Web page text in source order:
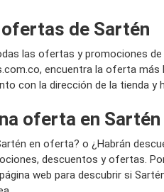
de Sartén
las ofertas y promociones
encuentra la oferta más
con la dirección de la tienda
oferta en
en oferta? o ¿Habrán
descuentos y ofertas.
web para descubrir si